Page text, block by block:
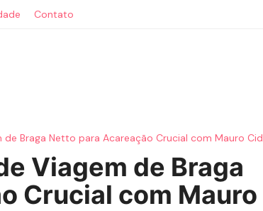
Contato
de Braga Netto para Acareação Crucial com Mauro Cid
Viagem de Braga
Crucial com Mauro